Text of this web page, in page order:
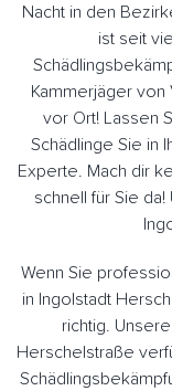
Nacht in den
ist seit
Kammerjäger von
vor Ort! Lassen
Schädlinge Sie in
Experte. Mach dir
schnell für Sie
Wenn Sie
in Ingolstadt
richtig.
Herschelstraße